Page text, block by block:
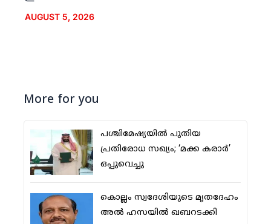
AUGUST 5, 2026
More for you
പശ്ചിമേഷ്യയില്‍ പുതിയ
പ്രതിരോധ സഖ്യം; ‘മക്ക കരാര്‍’
ഒപ്പുവെച്ചു
കൊല്ലം സ്വദേശിയുടെ മൃതദേഹം
അല്‍ ഹസയില്‍ ഖബറടക്കി